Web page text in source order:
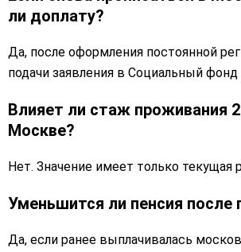
ли доплату?
Да, после оформления постоянной
подачи заявления в Социальный фонд
Влияет ли стаж проживания
Москве?
Нет. Значение имеет только текущая
Уменьшится ли пенсия после
Да, если ранее выплачивалась